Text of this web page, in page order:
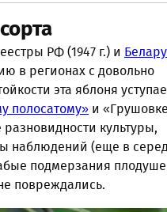
РФ (1947 г.) и
в регионах с довольно
эта яблоня
полосатому» и
культуры,
наблюдений (еще в
подмерзания
повреждались.